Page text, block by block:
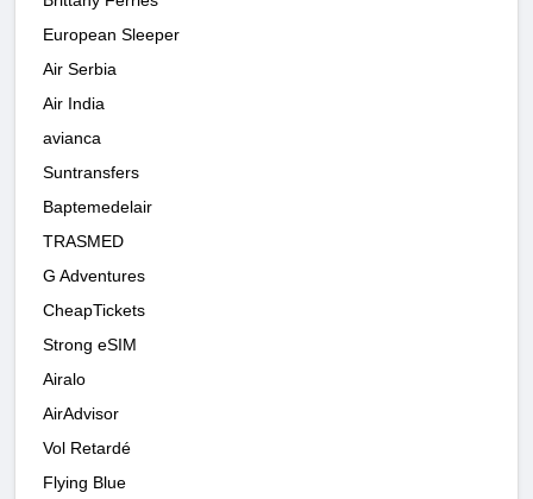
European Sleeper
Air Serbia
Air India
avianca
Suntransfers
Baptemedelair
TRASMED
G Adventures
CheapTickets
Strong eSIM
Airalo
AirAdvisor
Vol Retardé
Flying Blue